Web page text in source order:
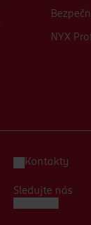
NYX
Kontakty
Sledujte nás